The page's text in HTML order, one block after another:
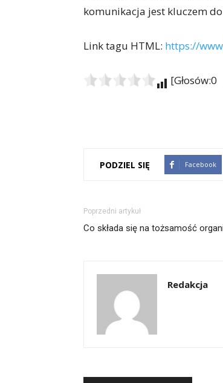
komunikacja jest kluczem
Link tagu HTML: https://
PODZIEL SIĘ Facebook
Poprzedni artykuł
Co składa się na tożsamość
Redakcja